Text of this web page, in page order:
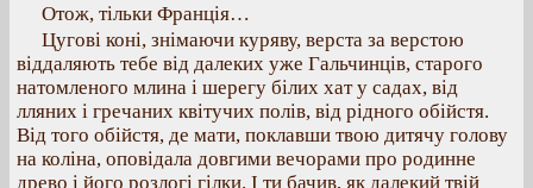
Отож, тільки Франція…
Цугові коні, знімаючи куряву, верста за верстою
віддаляють тебе від далеких уже Гальчинців, старого
натомленого млина і шерегу білих хат у садах, від
лляних і гречаних квітучих полів, від рідного обійстя.
Від того обійстя, де мати, поклавши твою дитячу голову
на коліна, оповідала довгими вечорами про родинне
древо і його розлогі гілки. І ти бачив, як далекий твій